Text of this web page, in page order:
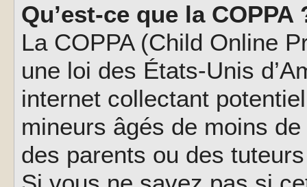
Qu’est-ce que la COPPA
La COPPA (Child Online
une loi des États-Unis
internet collectant
mineurs âgés de moins
des parents ou des